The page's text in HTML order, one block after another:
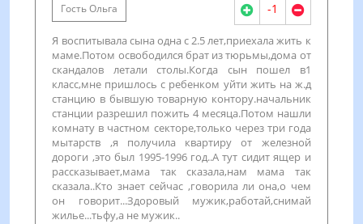
Гость Ольга -1
Я воспитывала сына одна с 2.5 лет,приехала жить к
маме.Потом освободился брат из тюрьмы,дома от
скандалов летали столы.Когда сын пошел в1
класс,мне пришлось с ребенком уйти жить на ж.д
станцию в бывшую товарную контору.начальник
станции разрешил пожить 4 месяца.Потом нашли
комнату в частном секторе,только через три года
мытарств ,я получила квартиру от железной
дороги ,это был 1995-1996 год..А тут сидит ящер и
рассказывает,мама так сказала,нам мама так
сказала..Кто знает сейчас ,говорила ли она,о чем
он говорит...Здоровый мужик,работай,снимай
жилье...тьфу,а не мужик..